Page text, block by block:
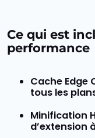
Ce qui est
performance
Cache Edge
tous les
Minification
d’extension